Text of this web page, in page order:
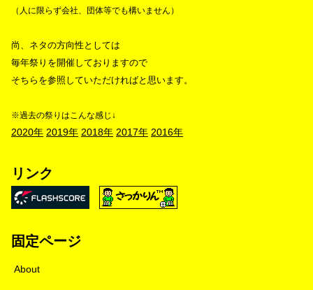
（人に限らず会社、団体等でも構いません）
尚、ネタの方向性としては
毎年祭りを開催しておりますので
そちらを参照していただければと思います。
※過去の祭りはこんな感じ↓
2020年 2019年 2018年 2017年 2016年
リンク
固定ページ
About